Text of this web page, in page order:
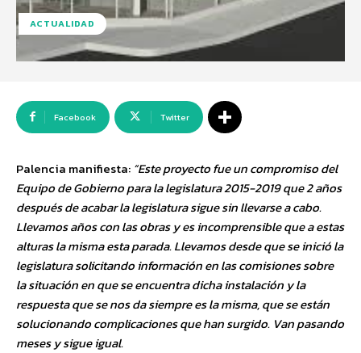
ACTUALIDAD
Facebook Twitter
Palencia manifiesta: “Este proyecto fue un compromiso del
Equipo de Gobierno para la legislatura 2015-2019 que 2 años
después de acabar la legislatura sigue sin llevarse a cabo.
Llevamos años con las obras y es incomprensible que a estas
alturas la misma esta parada. Llevamos desde que se inició la
legislatura solicitando información en las comisiones sobre
la situación en que se encuentra dicha instalación y la
respuesta que se nos da siempre es la misma, que se están
solucionando complicaciones que han surgido. Van pasando
meses y sigue igual.